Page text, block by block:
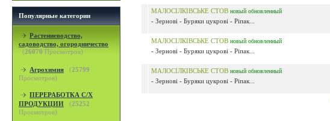
Популярные категории
Растениеводство,
садоводство, огородничество
(26070 Просмотров)
Агрохимия (25799
Просмотров)
ПЕРЕРАБОТКА С/Х
ПРОДУКЦИИ
(25252
Просмотров)
МАЛОСІЛКІВСЬКЕ СТОВ новый обновленный
- Зернові - Буряки цукрові - Ріпак...
МАЛОСІЛКІВСЬКЕ СТОВ новый обновленный
- Зернові - Буряки цукрові - Ріпак...
МАЛОСІЛКІВСЬКЕ СТОВ новый обновленный
- Зернові - Буряки цукрові - Ріпак...